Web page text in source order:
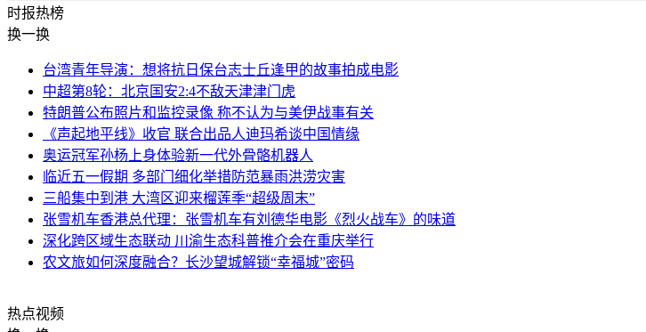
时报热榜
换一换
台湾青年导演：想将抗日保台志士丘逢甲的故事拍成电影
中超第8轮：北京国安2:4不敌天津津门虎
特朗普公布照片和监控录像 称不认为与美伊战事有关
《声起地平线》收官 联合出品人迪玛希谈中国情缘
奥运冠军孙杨上身体验新一代外骨骼机器人
临近五一假期 多部门细化举措防范暴雨洪涝灾害
三船集中到港 大湾区迎来榴莲季“超级周末”
张雪机车香港总代理：张雪机车有刘德华电影《烈火战车》的味道
深化跨区域生态联动 川渝生态科普推介会在重庆举行
农文旅如何深度融合？长沙望城解锁“幸福城”密码
热点视频